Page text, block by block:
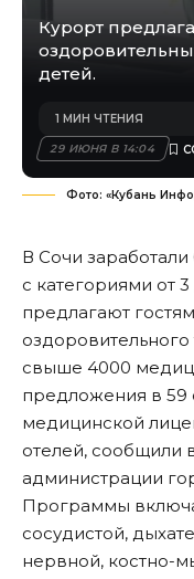
Курорт
детей.
29 ИЮНЯ В 14:04
1 МИН ЧТЕНИЯ
Фото: «Кубань
В Сочи
с категориями от
предлагают
свыше 4000
предложения в 59
медицинской
отелей, сообщили
администрации
Программы
сосудистой,
нервной, костно-